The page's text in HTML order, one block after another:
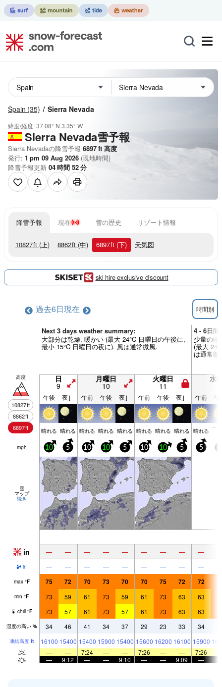
Spain (35) Sierra Nevada
緯度/経度:37.08° N 3.35° W
Sierra Nevada雪予報
Sierra Nevadaの降雪予報 6897ft 高度
発行: 1 pm 09 Aug 2026 (現地時間)
降雪予報更新 04時間 52分
降雪予報 現在 雪の歴史 リゾート情報
10827ft (上) 8862ft (中) 6897ft (下) 天気図
ski hire exclusive discount
過去6日現在 時間別
Next 3 days weather summary:
大部分は乾燥. 暖かい (最大 24°C 日曜日の午後に,
最小 15°C 日曜日の夜に). 風は通常微風.
4 - 6日間
少量の
(最大
は通常微
高度
10827ft
8862ft
6897ft
日
9
月曜日
10
火曜日
11
水
午後 夜］ 午前 午後 夜］ 午前 午後 夜］ 午前 午
晴れる 晴れる 晴れる 晴れる 晴れる 晴れる 晴れる 晴れる 晴れる 一
mph 10 5 10 10 5 10 10 5 5
雪
マップ
続き
in — — — — — — — — —
in — — — — — — — — —
max °F 75 72 70 73 70 70 75 72 72
min °F 73 59 61 73 59 61 73 63 63
chill °F 73 57 61 73 57 61 73 63 63
湿度の高い % 34 46 41 34 37 29 23 33 34
凍結高度 ft 16100 15400 15400 15900 15400 15600 16200 16100 15900
—
— 7:24 — — 7:26 — — 7:26
—
9:12 — — 9:10 — — 9:09 —